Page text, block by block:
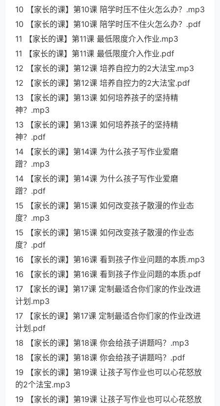
10 【家长的课】第10课 陪学时压不住火怎么办？.mp3
10 【家长的课】第10课 陪学时压不住火怎么办？.pdf
11 【家长的课】第11课 最低限度介入作业.mp3
11 【家长的课】第11课 最低限度介入作业.pdf
12 【家长的课】第12课 培养自控力的2大法宝.mp3
12 【家长的课】第12课 培养自控力的2大法宝.pdf
13 【家长的课】第13课 如何培养孩子的坚持精
神？.mp3
13 【家长的课】第13课 如何培养孩子的坚持精
神？.pdf
14 【家长的课】第14课 为什么孩子写作业爱磨
蹭？.mp3
14 【家长的课】第14课 为什么孩子写作业爱磨
蹭？.pdf
15 【家长的课】第15课 如何改变孩子散漫的作业态
度？.mp3
15 【家长的课】第15课 如何改变孩子散漫的作业态
度？.pdf
16 【家长的课】第16课 看到孩子作业问题的本质.mp3
16 【家长的课】第16课 看到孩子作业问题的本质.pdf
17 【家长的课】第17课 定制最适合你们家的作业改进
计划.mp3
17 【家长的课】第17课 定制最适合你们家的作业改进
计划.pdf
18 【家长的课】第18课 你会给孩子讲题吗？.mp3
18 【家长的课】第18课 你会给孩子讲题吗？.pdf
19 【家长的课】第19课 让孩子写作业也可以心花怒放
的2个法宝.mp3
19 【家长的课】第19课 让孩子写作业也可以心花怒放